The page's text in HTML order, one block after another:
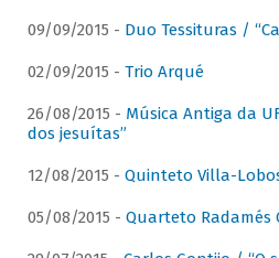
09/09/2015 - Duo Tessituras /
02/09/2015 - Trio Arqué
26/08/2015 - Música Antiga da
dos jesuítas”
12/08/2015 - Quinteto Villa-
05/08/2015 - Quarteto Radamés